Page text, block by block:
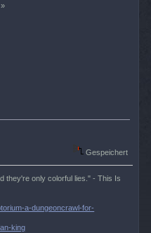
Gespeichert
they're only colorful lies." - This Is
a-dungeoncrawl-for-
king